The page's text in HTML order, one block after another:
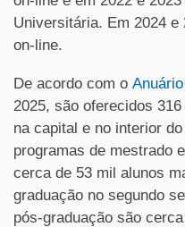
Universitária. Em 2024 e
on-line.
De acordo com o
2025, são oferecidos
na capital e no interior
programas de mestrado
cerca de 53 mil alunos
graduação no segundo
pós-graduação são